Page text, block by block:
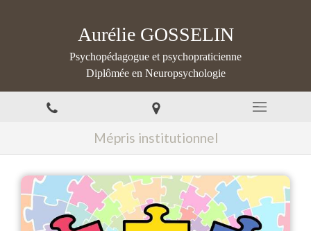
Aurélie GOSSELIN
Psychopédagogue et psychopraticienne
Diplômée en Neuropsychologie
Mépris institutionnel